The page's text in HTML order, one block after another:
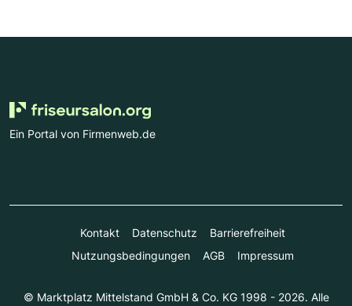
Ein Portal von Firmenweb.de
Kontakt Datenschutz
Barrierefreiheit
Nutzungsbedingungen
AGB Impressum
© Marktplatz Mittelstand GmbH & Co. KG 1998 - 2026. Alle